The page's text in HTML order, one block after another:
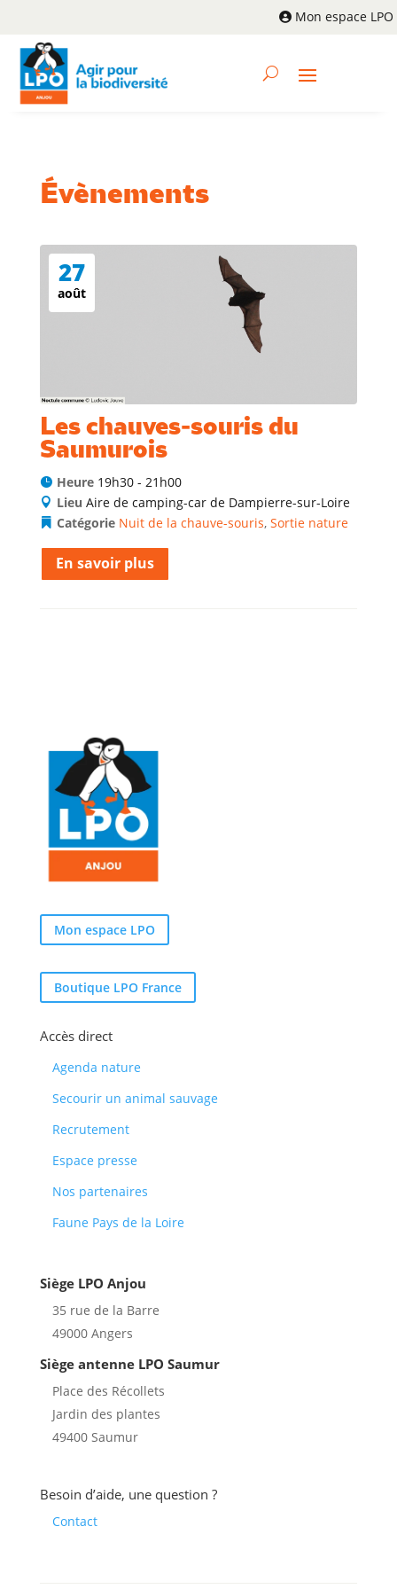
Mon espace LPO
Évènements
27
août
Les chauves-souris du
Saumurois
Heure 19h30 - 21h00
Lieu Aire de camping-car de Dampierre-sur-Loire
Catégorie Nuit de la chauve-souris, Sortie nature
En savoir plus
Mon espace LPO
Boutique LPO France
Accès direct
Agenda nature
Secourir un animal sauvage
Recrutement
Espace presse
Nos partenaires
Faune Pays de la Loire
Siège LPO Anjou
35 rue de la Barre
49000 Angers
Siège antenne LPO Saumur
Place des Récollets
Jardin des plantes
49400 Saumur
Besoin d’aide, une question ?
Contact